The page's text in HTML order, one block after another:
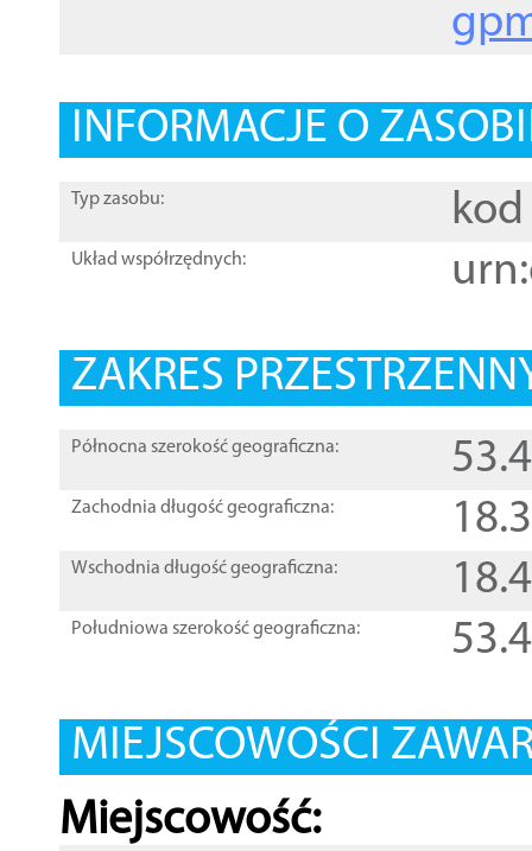
INFORMACJE O
Typ zasobu: kod
Układ współrzędnych:
ZAKRES
Północna szerokość geograficzna:
Zachodnia długość geograficzna:
Wschodnia długość geograficzna:
Południowa szerokość geograficzna:
MIEJSCOWOŚCI
Miejscowość: